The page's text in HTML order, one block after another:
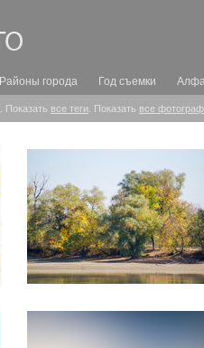
Районы города Год съемки
. Показать все теги . Показать все